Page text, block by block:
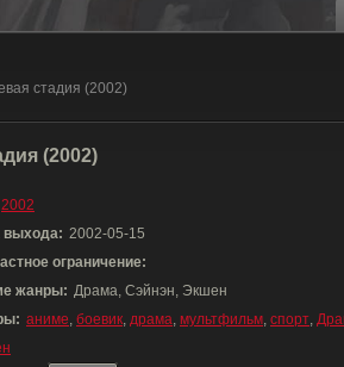
стадия (2002)
(2002)
2002
выхода: 2002-05-15
ограничение:
жанры: Драма, Сэйнэн, Экшен
аниме, боевик, драма, мультфильм, спорт,